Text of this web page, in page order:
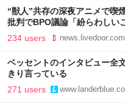
“獣人”共存の深夜アニメで喫
批判でBPO議論「紛らわしい
アニュース
234 users news.livedoor.com
ベッセントのインタビュー全
きり言っている
271 users